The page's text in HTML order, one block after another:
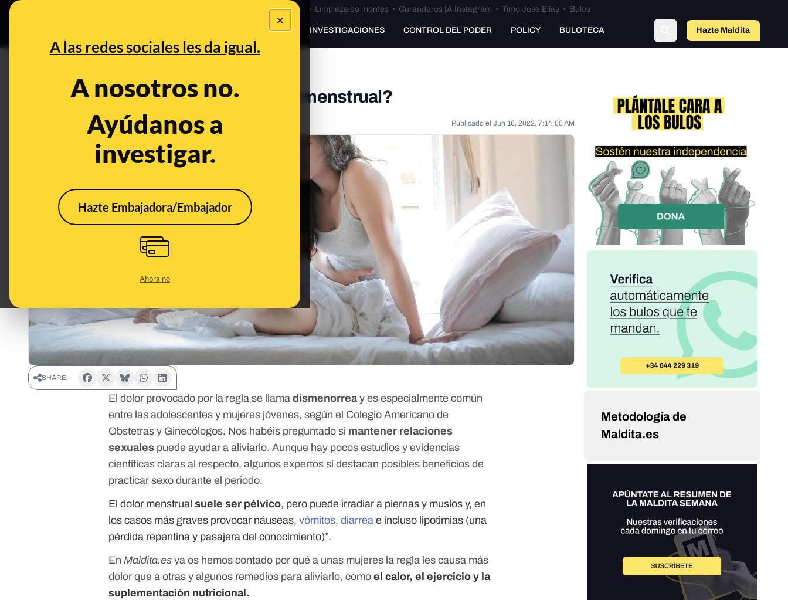
×
A las redes sociales les da igual.
A nosotros no.
Ayúdanos a
investigar.
Hazte Embajadora/Embajador
Ahora no
Bulos Ceuta • Limpieza de montes• Curanderos IA Instagram • Timo José Elías• Bulos
PREBUNKING INVESTIGACIONES CONTROL DEL PODER POLICY BULOTECA Hazte Maldita
¿Tener sexo ayuda a aliviar el dolor menstrual?
Publicado el Jun 16, 2022, 7:14:00 AM
SHARE:
El dolor provocado por la regla se llama dismenorrea y es especialmente común
entre las adolescentes y mujeres jóvenes, según el Colegio Americano de
Obstetras y Ginecólogos. Nos habéis preguntado si mantener relaciones
sexuales puede ayudar a aliviarlo. Aunque hay pocos estudios y evidencias
científicas claras al respecto, algunos expertos sí destacan posibles beneficios de
practicar sexo durante el periodo.
El dolor menstrual suele ser pélvico, pero puede irradiar a piernas y muslos y, en
los casos más graves provocar náuseas,vómitos, diarrea e incluso lipotimias (una
pérdida repentina y pasajera del conocimiento)”.
EnMaldita.es ya os hemos contado por qué a unas mujeres la regla les causa más
dolor que a otras y algunos remedios para aliviarlo, como el calor, el ejercicio y la
suplementación nutricional.
Metodología de
Maldita.es